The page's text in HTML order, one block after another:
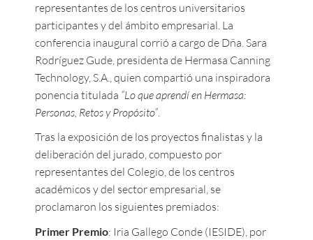
representantes de los centros universitarios
participantes y del ámbito empresarial. La
conferencia inaugural corrió a cargo de Dña. Sara
Rodríguez Gude, presidenta de Hermasa Canning
Technology, S.A., quien compartió una inspiradora
ponencia titulada “Lo que aprendí en Hermasa:
Personas, Retos y Propósito”.
Tras la exposición de los proyectos finalistas y la
deliberación del jurado, compuesto por
representantes del Colegio, de los centros
académicos y del sector empresarial, se
proclamaron los siguientes premiados:
Primer Premio: Iria Gallego Conde (IESIDE), por